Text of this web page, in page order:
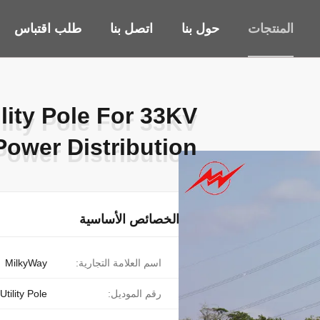
المنتجات حول بنا اتصل بنا طلب اقتباس
Pole For 33KV
Distribution
Pole For 33KV
Distribution
الخصائص الأساسية
اسم العلامة التجارية: MilkyWay
رقم الموديل: Pole